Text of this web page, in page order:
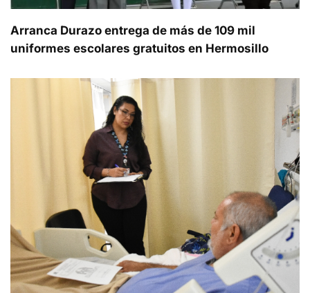
Arranca Durazo entrega de más de 109 mil
uniformes escolares gratuitos en Hermosillo